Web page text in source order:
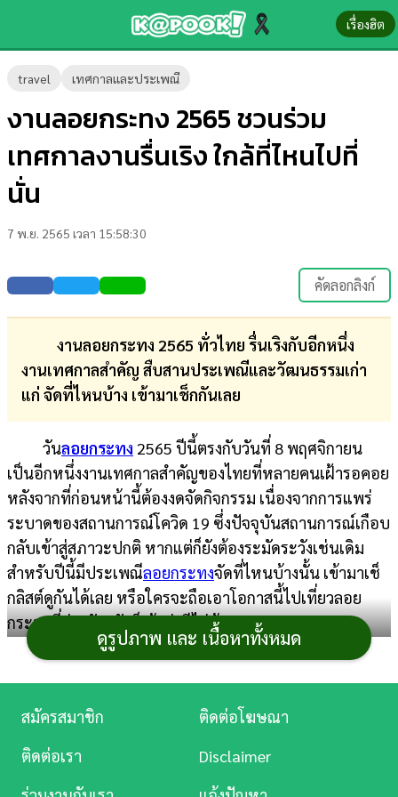
เรื่องฮิต
travel เทศกาลและประเพณี
งานลอยกระทง 2565 ชวนร่วม
เทศกาลงานรื่นเริง ใกล้ที่ไหนไปที่
นั่น
7 พ.ย. 2565 เวลา 15:58:30
คัดลอกลิงก์
งานลอยกระทง 2565 ทั่วไทย รื่นเริงกับอีกหนึ่ง
งานเทศกาลสำคัญ สืบสานประเพณีและวัฒนธรรมเก่า
แก่ จัดที่ไหนบ้าง เข้ามาเช็กกันเลย
วันลอยกระทง 2565 ปีนี้ตรงกับวันที่ 8 พฤศจิกายน
เป็นอีกหนึ่งงานเทศกาลสำคัญของไทยที่หลายคนเฝ้ารอคอย
หลังจากที่ก่อนหน้านี้ต้องงดจัดกิจกรรม เนื่องจากการแพร่
ระบาดของสถานการณ์โควิด 19 ซึ่งปัจจุบันสถานการณ์เกือบ
กลับเข้าสู่สภาวะปกติ หากแต่ก็ยังต้องระมัดระวังเช่นเดิม
สำหรับปีนี้มีประเพณีลอยกระทงจัดที่ไหนบ้างนั้น เข้ามาเช็
กลิสต์ดูกันได้เลย หรือใครจะถือเอาโอกาสนี้ไปเที่ยวลอย
กระทงที่ต่างจังหวัดก็เข้าท่าดีไม่น้อยเลย
ดูรูปภาพ และ เนื้อหาทั้งหมด
ข่าว-
ความ
รู้
บันเทิง
ตรวจ
หวย
บอล
สด
เงิน
การ
ศึกษา
บันเทิง
ดู
หนัง
สมัครสมาชิก
ติดต่อโฆษณา
ติดต่อเรา
Disclaimer